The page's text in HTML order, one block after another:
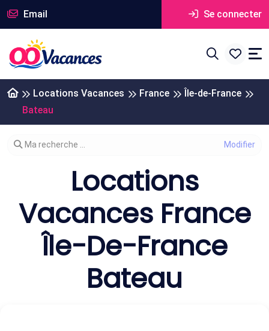
Email Se connecter
Locations Vacances France
Île-de-France
Bateau
Modifier votre recherche
Ma recherche ...
Locations
Vacances France
Île-De-France
Bateau